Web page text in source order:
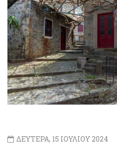
ΔΕΥΤΕΡΑ, 15 ΙΟΥΛΙΟΥ 2024